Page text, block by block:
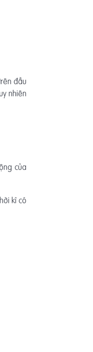
đầu
nhiên
của
kì có